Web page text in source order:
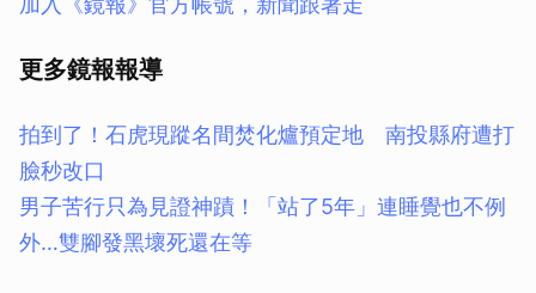
更多鏡報報導
拍到了！石虎現蹤名間焚化爐預定地 南投縣府遭打
臉秒改口
男子苦行只為見證神蹟！「站了5年」連睡覺也不例
外…雙腳發黑壞死還在等